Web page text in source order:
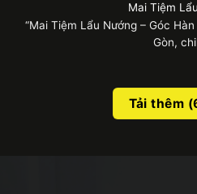
Mai Tiệm
“Mai Tiệm Lẩu Nướng – Góc
Gòn,
Tải thêm (